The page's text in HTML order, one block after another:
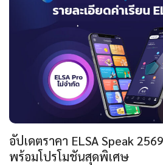
อัปเดตราคา ELSA Speak
พร้อมโปรโมชันสุดพิเศษ